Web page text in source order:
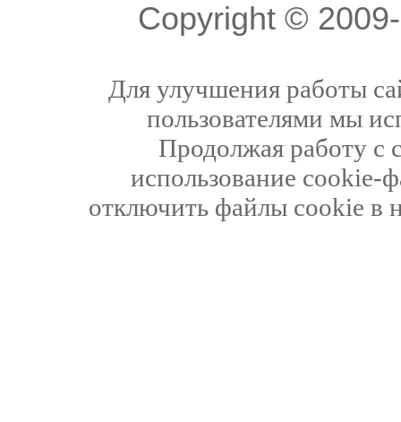
Copyright ©
Для улучшения работы
пользователями мы
Продолжая работу с
использование cookie-
отключить файлы cookie в